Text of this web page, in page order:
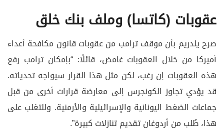
عقوبات (كاتسا) وملف بنك خلق
صرح يلدريم بأن موقف ترامب من عقوبات قانون مكافحة أعداء
أميركا من خلال العقوبات غامض، قائلًا: “بإمكان ترامب رفع
هذه العقوبات إن رغب، لكن مثل هذا القرار سيواجه تحدياته.
قد يؤدي تجاوز الكونجرس إلى معارضة قرارات أخرى من قبل
جماعات الضغط اليونانية والإسرائيلية والأرمنية. وللتغلب على
هذا، طُلب من أردوغان تقديم تنازلات كبيرة”.